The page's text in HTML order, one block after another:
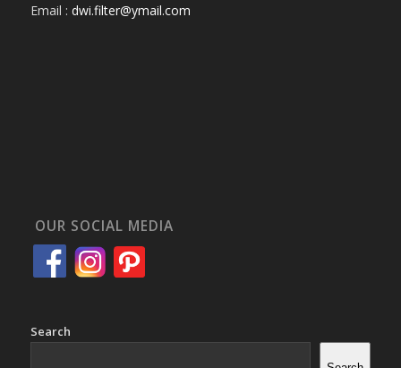
Email : dwi.filter@ymail.com
OUR SOCIAL MEDIA
Search